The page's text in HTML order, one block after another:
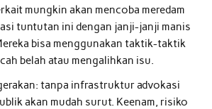
mungkin akan mencoba meredam
tuntutan ini dengan janji-janji manis
bisa menggunakan taktik-taktik
belah atau mengalihkan isu.
tanpa infrastruktur advokasi
akan mudah surut. Keenam, risiko